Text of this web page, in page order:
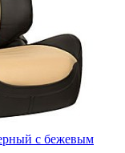
с бежевым